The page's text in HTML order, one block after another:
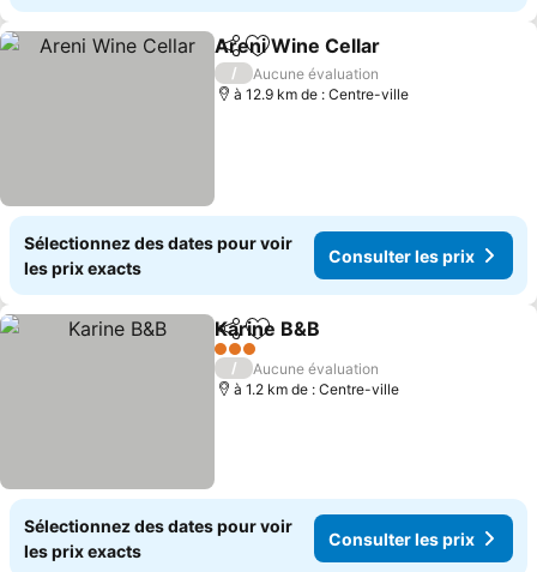
PartagerAjouter à mes favoris
Areni Wine Cellar
/
Aucune évaluation
à 12.9 km de : Centre-ville
Sélectionnez des dates pour voir
les prix exacts
Consulter les prix
PartagerAjouter à mes favoris
Karine B&B
3 Étoiles
/
Aucune évaluation
à 1.2 km de : Centre-ville
Sélectionnez des dates pour voir
les prix exacts
Consulter les prix